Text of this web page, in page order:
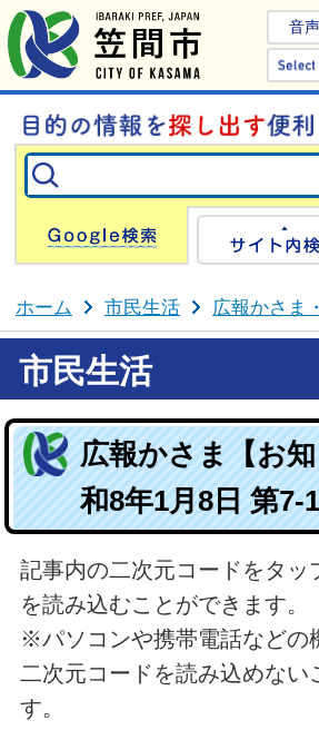
音
Google検索
ホーム 市民生活 広報かさま
市民生活
広報かさま【お
和8年1月8日 第7-
記事内の二次元コードをタッ
を読み込むことができます。
※パソコンや携帯電話などの
二次元コードを読み込めない
す。